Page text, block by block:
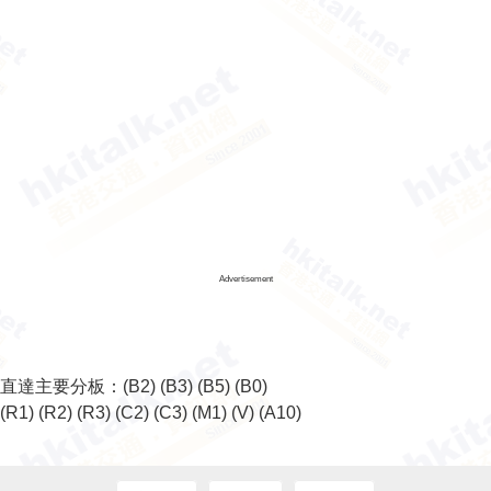
Advertisement
直達主要分板： (B2) (B3) (B5) (B0)
(R1) (R2) (R3) (C2) (C3) (M1) (V) (A10)